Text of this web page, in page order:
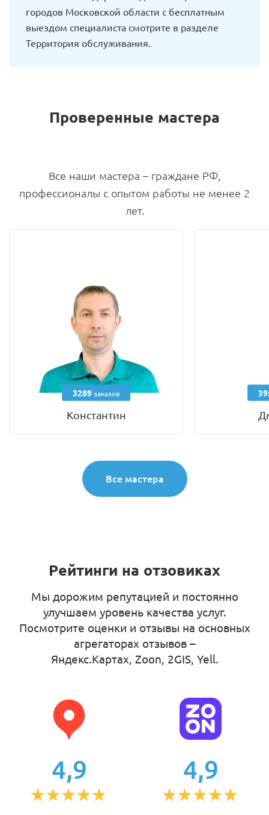
городов Московской области с бесплатным
выездом специалиста смотрите в разделе
Территория обслуживания.
Проверенные мастера
Все наши мастера – граждане РФ,
профессионалы с опытом работы не менее 2
лет.
3289заказов
Константин
Все мастера
Рейтинги на отзовиках
Мы дорожим репутацией и постоянно
улучшаем уровень качества услуг.
Посмотрите оценки и отзывы на основных
агрегаторах отзывов –
Яндекс.Картах, Zoon, 2GIS, Yell.
4,9 4,9